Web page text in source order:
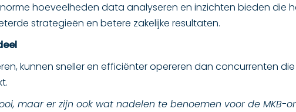
hoeveelheden data analyseren en inzichten bieden die
strategieën en betere zakelijke resultaten.
kunnen sneller en efficiënter opereren dan concurrenten
maar er zijn ook wat nadelen te benoemen voor de MKB-